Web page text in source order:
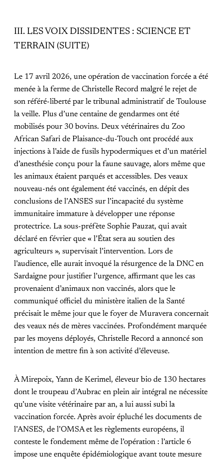
III. LES VOIX DISSIDENTES : SCIENCE ET
TERRAIN (SUITE)
Le 17 avril 2026, une opération de vaccination forcée a été
menée à la ferme de Christelle Record malgré le rejet de
son référé-liberté par le tribunal administratif de Toulouse
la veille. Plus d’une centaine de gendarmes ont été
mobilisés pour 30 bovins. Deux vétérinaires du Zoo
African Safari de Plaisance-du-Touch ont procédé aux
injections à l’aide de fusils hypodermiques et d’un matériel
d’anesthésie conçu pour la faune sauvage, alors même que
les animaux étaient parqués et accessibles. Des veaux
nouveau-nés ont également été vaccinés, en dépit des
conclusions de l’ANSES sur l’incapacité du système
immunitaire immature à développer une réponse
protectrice. La sous-préfète Sophie Pauzat, qui avait
déclaré en février que « l’État sera au soutien des
agriculteurs », supervisait l’intervention. Lors de
l’audience, elle aurait invoqué la résurgence de la DNC en
Sardaigne pour justifier l’urgence, affirmant que les cas
provenaient d’animaux non vaccinés, alors que le
communiqué officiel du ministère italien de la Santé
précisait le même jour que le foyer de Muravera concernait
des veaux nés de mères vaccinées. Profondément marquée
par les moyens déployés, Christelle Record a annoncé son
intention de mettre fin à son activité d’éleveuse.
À Mirepoix, Yann de Kerimel, éleveur bio de 130 hectares
dont le troupeau d’Aubrac en plein air intégral ne nécessite
qu’une visite vétérinaire par an, a lui aussi subi la
vaccination forcée. Après avoir épluché les documents de
l’ANSES, de l’OMSA et les règlements européens, il
conteste le fondement même de l’opération : l’article 6
impose une enquête épidémiologique avant toute mesure